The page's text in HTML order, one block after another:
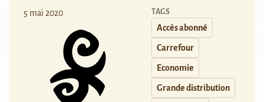
5 mai 2020 TAGS
Accès abonné
Carrefour
Economie
Grande distribution